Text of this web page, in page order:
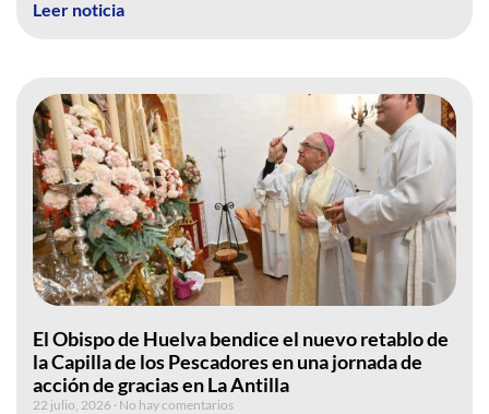
Leer noticia
El Obispo de Huelva bendice el nuevo retablo de
la Capilla de los Pescadores en una jornada de
acción de gracias en La Antilla
22 julio, 2026 No hay comentarios